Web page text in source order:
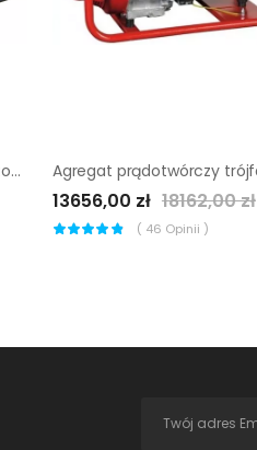
Agregat prądotwórczy trójfazowy Sumera Motor SMG-7TE-K
13656,00 zł 18162,00 zł
( 46 Opinii )